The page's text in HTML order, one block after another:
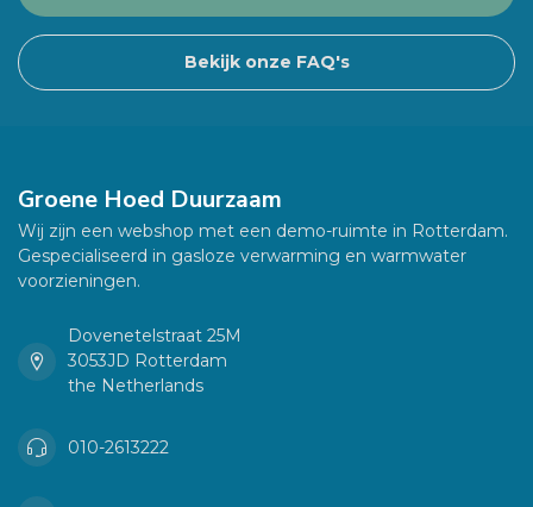
Bekijk onze FAQ's
Groene Hoed Duurzaam
Wij zijn een webshop met een demo-ruimte in Rotterdam.
Gespecialiseerd in gasloze verwarming en warmwater
voorzieningen.
Dovenetelstraat 25M
3053JD Rotterdam
the Netherlands
010-2613222